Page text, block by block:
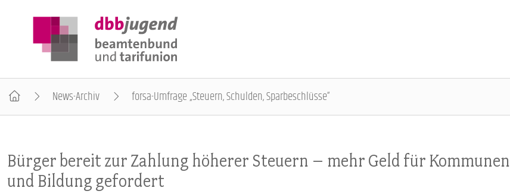
Gremien
POSITIONEN
Jugend- und Auszubildendenvertretung
ÜBERBLICK
Rechtsschutz
News-Archiv forsa-Umfrage „Steuern, Schulden, Sparbeschlüsse“
Bürger bereit zur Zahlung höherer Steuern – mehr Geld für Kommunen
und Bildung gefordert